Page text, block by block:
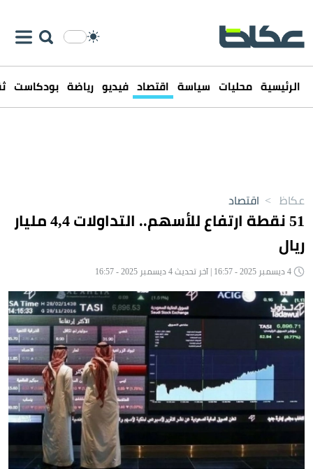
الرئيسية محليات سياسة اقتصاد فيديو رياضة بودكاست
عكاظ > اقتصاد
51 نقطة ارتفاع للأسهم.. التداولات 4,4 مليار
ريال